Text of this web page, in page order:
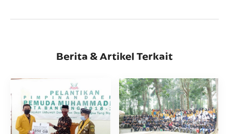
Berita & Artikel Terkait